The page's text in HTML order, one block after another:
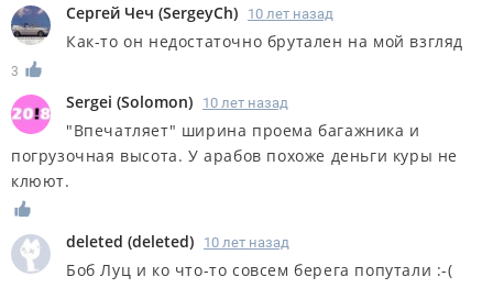
Сергей Чеч (SergeyCh) 10 лет назад
Как-то он недостаточно брутален на мой взгляд
3
Sergei (Solomon) 10 лет назад
"Впечатляет" ширина проема багажника и
погрузочная высота. У арабов похоже деньги куры не
клюют.
deleted (deleted) 10 лет назад
Боб Луц и ко что-то совсем берега попутали :-(